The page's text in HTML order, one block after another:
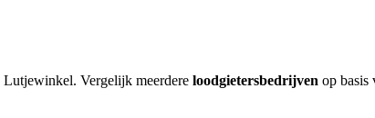
Lutjewinkel. Vergelijk meerdere loodgietersbedrijven op basis